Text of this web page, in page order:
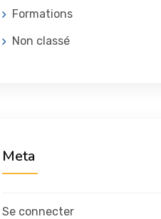
Formations
Non classé
Meta
Se connecter